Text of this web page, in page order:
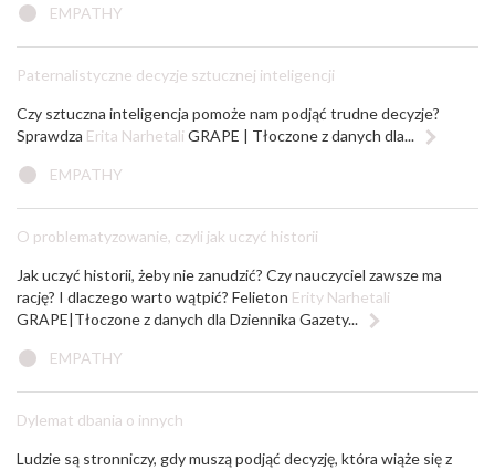
EMPATHY
Paternalistyczne decyzje sztucznej inteligencji
Czy sztuczna inteligencja pomoże nam podjąć trudne decyzje?
Sprawdza Erita Narhetali GRAPE | Tłoczone z danych dla...
EMPATHY
O problematyzowanie, czyli jak uczyć historii
Jak uczyć historii, żeby nie zanudzić? Czy nauczyciel zawsze ma
rację? I dlaczego warto wątpić? Felieton Erity Narhetali
GRAPE|Tłoczone z danych dla Dziennika Gazety...
EMPATHY
Dylemat dbania o innych
Ludzie są stronniczy, gdy muszą podjąć decyzję, która wiąże się z